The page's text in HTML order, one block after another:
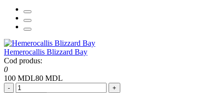
Hemerocallis Blizzard Bay
Cod produs:
0
100 MDL80 MDL
-
+